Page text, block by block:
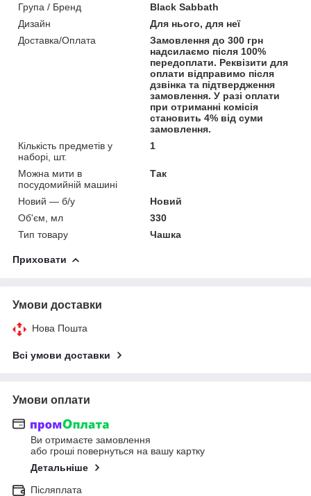
Група / Бренд
Black Sabbath
Дизайн
Для нього, для неї
Доставка/Оплата
Замовлення до 300 грн
надсилаємо після 100%
передоплати. Реквізити для
оплати відправимо після
дзвінка та підтвердження
замовлення. У разі оплати
при отриманні комісія
становить 4% від суми
замовлення.
Кількість предметів у
наборі, шт.
1
Можна мити в
посудомийній машині
Так
Новий — б/у
Новий
Об'єм, мл
330
Тип товару
Чашка
Приховати
Умови доставки
Нова Пошта
Всі умови доставки
Умови оплати
Ви отримаєте замовлення
або гроші повернуться на вашу картку
Детальніше
Післяплата